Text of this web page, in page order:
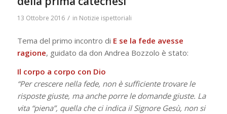
13 Ottobre 2016 / in Notizie ispettoriali
Tema del primo incontro di E se la fede avesse
ragione, guidato da don Andrea Bozzolo è stato:
Il corpo a corpo con Dio
“Per crescere nella fede, non è sufficiente trovare le
risposte giuste, ma anche porre le domande giuste. La
vita “piena”, quella che ci indica il Signore Gesù, non si